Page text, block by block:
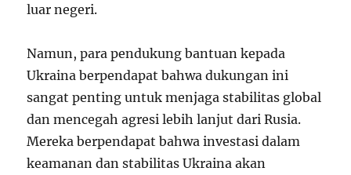
luar negeri.
Namun, para pendukung bantuan kepada
Ukraina berpendapat bahwa dukungan ini
sangat penting untuk menjaga stabilitas global
dan mencegah agresi lebih lanjut dari Rusia.
Mereka berpendapat bahwa investasi dalam
keamanan dan stabilitas Ukraina akan